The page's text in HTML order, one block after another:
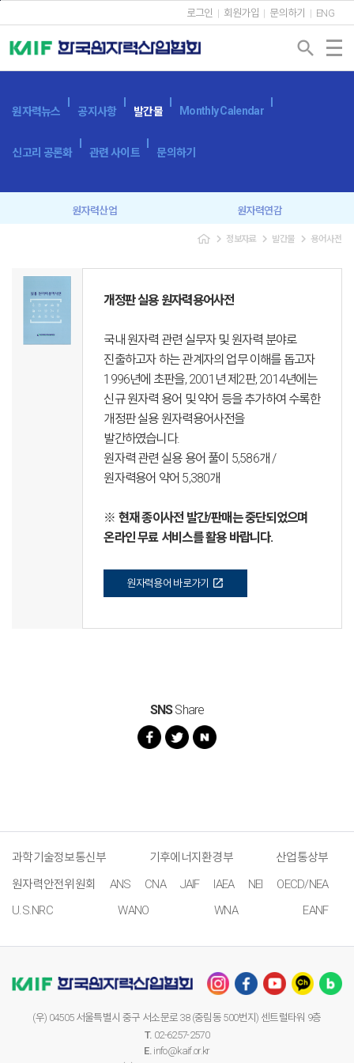
로그인 회원가입 문의하기 ENG
search
원자력뉴스 공지사항 발간물 Monthly Calendar
신고리 공론화 관련 사이트 문의하기
원자력산업 원자력연감
세계 원자력발전 현황과 동향
navigate_next 정보자료 navigate_next 발간물 navigate_next 용어사전
개정판 실용 원자력용어사전
국내 원자력 관련 실무자 및 원자력 분야로
진출하고자 하는 관계자의 업무 이해를 돕고자
1996년에 초판을, 2001년 제2판, 2014년에는
신규 원자력 용어 및 약어 등을 추가하여 수록한
개정판 실용 원자력용어사전을
발간하였습니다.
원자력 관련 실용 용어 풀이 5,586개 /
원자력용어 약어 5,380개
※ 현재 종이사전 발간/판매는 중단되었으며
온라인 무료 서비스를 활용 바랍니다.
원자력용어 바로가기 open_in_new
SNSShare
과학기술정보통신부 기후에너지환경부
산업통상부
원자력안전위원회
ANS CNA JAIF IAEA NEI
OECD/NEA
U.S.NRC
WANO WNA EANF
(우) 04505 서울특별시 중구 서소문로 38 (중림동 500번지) 센트럴타워 9층
T. 02-6257-2570
E. info@kaif.or.kr